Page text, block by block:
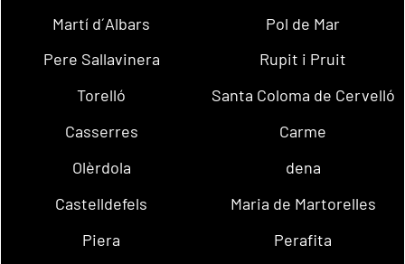
Martí d´Albars
Pol de Mar
Pere Sallavinera
Rupit i Pruit
Torelló
Santa Coloma de Cervelló
Casserres
Carme
Olèrdola
dena
Castelldefels
Maria de Martorelles
Piera
Perafita